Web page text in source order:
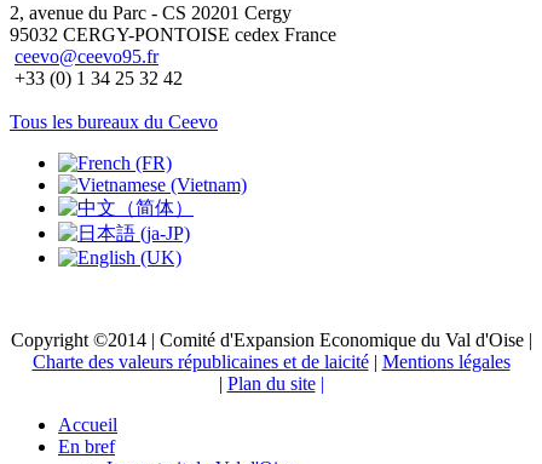
2, avenue du Parc - CS 20201 Cergy
95032 CERGY-PONTOISE cedex France
ceevo@ceevo95.fr
+33 (0) 1 34 25 32 42
Tous les bureaux du Ceevo
Copyright ©2014 | Comité d'Expansion Economique du Val d'Oise |
Charte des valeurs républicaines et de laicité| Mentions légales
| Plan du site |
Accueil
En bref